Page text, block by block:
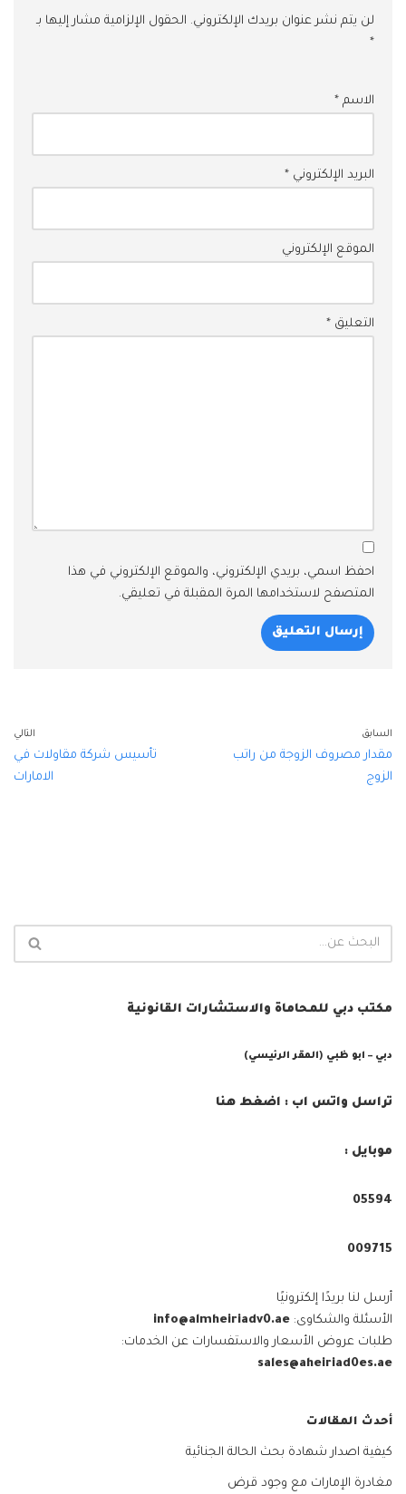
لن يتم نشر عنوان بريدك الإلكتروني. الحقول الإلزامية مشار إليها بـ
*
الاسم *
البريد الإلكتروني *
الموقع الإلكتروني
التعليق *
احفظ اسمي، بريدي الإلكتروني، والموقع الإلكتروني في هذا
المتصفح لاستخدامها المرة المقبلة في تعليقي.
السابق
مقدار مصروف الزوجة من راتب
الزوج
التالي
تأسيس شركة مقاولات في
الامارات
مكتب دبي للمحاماة والاستشارات القانونية
دبي – ابو ظبي (المقر الرئيسي)
تراسل واتس اب : اضغط هنا
موبايل :
05594⁩
009715⁩
أرسل لنا بريدًا إلكترونيًا
الأسئلة والشكاوى: info@almheiriadv0.ae
طلبات عروض الأسعار والاستفسارات عن الخدمات:
sales@aheiriad0es.ae
أحدث المقالات
كيفية اصدار شهادة بحث الحالة الجنائية
مغادرة الإمارات مع وجود قرض